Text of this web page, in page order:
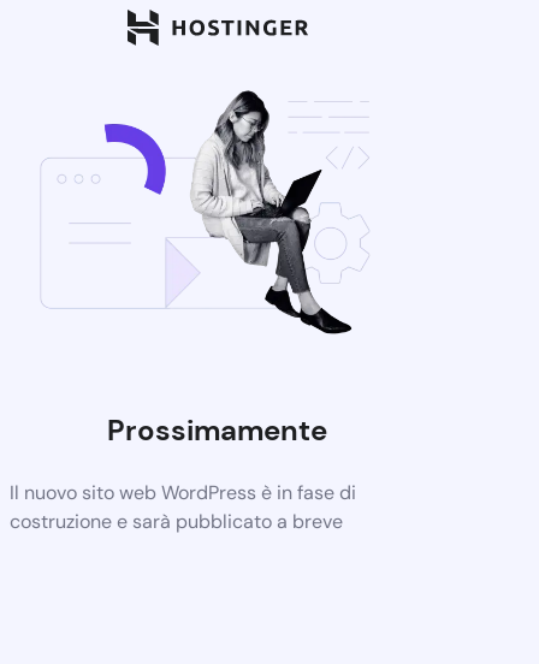
Prossimamente
Il nuovo sito web WordPress è in fase di
costruzione e sarà pubblicato a breve